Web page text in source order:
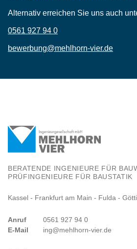
Alternativ erreichen Sie uns auch
0561 927 94 0
bewerbung@mehlhorn-vier.de
BERATENDE INGENIEURE FÜR
PRÜFINGENIEURE FÜR BAUSTATIK
Kassel - Frankfurt am Main - Fulda -
Anruf
0561 927 94 0
E-Mail
ing@mehlhorn-vier.de